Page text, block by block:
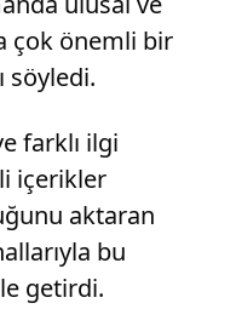
çok önemli bir
söyledi.
farklı ilgi
içerikler
aktaran
bu
getirdi.